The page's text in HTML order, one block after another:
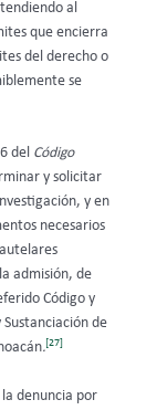
al
que encierra
del derecho o
se
del Código
y solicitar
y en
necesarios
admisión, de
Código y
de
.[27]
la denuncia por